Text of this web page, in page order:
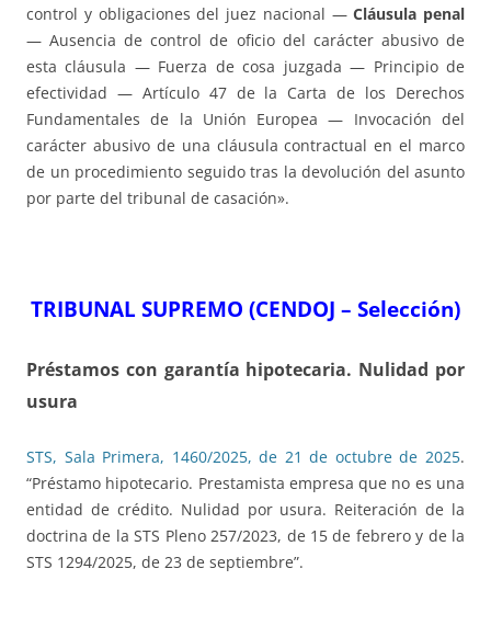
control y obligaciones del juez nacional —Cláusula penal
— Ausencia de control de oficio del carácter abusivo de
esta cláusula — Fuerza de cosa juzgada — Principio de
efectividad — Artículo 47 de la Carta de los Derechos
Fundamentales de la Unión Europea — Invocación del
carácter abusivo de una cláusula contractual en el marco
de un procedimiento seguido tras la devolución del asunto
por parte del tribunal de casación».
TRIBUNAL SUPREMO (CENDOJ – Selección)
Préstamos con garantía hipotecaria. Nulidad por
usura
STS, Sala Primera, 1460/2025, de 21 de octubre de 2025.
“Préstamo hipotecario. Prestamista empresa que no es una
entidad de crédito. Nulidad por usura. Reiteración de la
doctrina de la STS Pleno 257/2023, de 15 de febrero y de la
STS 1294/2025, de 23 de septiembre”.